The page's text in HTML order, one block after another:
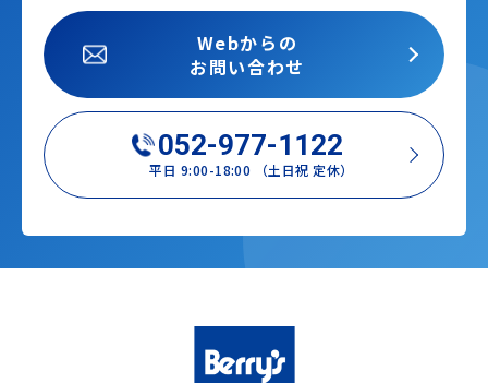
052-977-1122
平日 9:00-18:00 （土日祝 定休）
Webからの
お問い合わせ